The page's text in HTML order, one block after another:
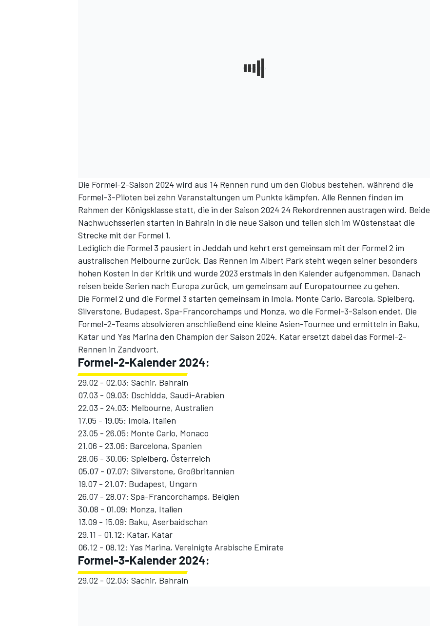
SPORTWAGEN
Die Formel-2-Saison 2024 wird aus 14 Rennen rund um den Globus bestehen, während die
Formel-3-Piloten bei zehn Veranstaltungen um Punkte kämpfen. Alle Rennen finden im
Rahmen der Königsklasse statt, die in der Saison 2024 24 Rekordrennen austragen wird. Beide
Nachwuchsserien starten in Bahrain in die neue Saison und teilen sich im Wüstenstaat die
Strecke mit der Formel 1.
Lediglich die Formel 3 pausiert in Jeddah und kehrt erst gemeinsam mit der Formel 2 im
australischen Melbourne zurück. Das Rennen im Albert Park steht wegen seiner besonders
hohen Kosten in der Kritik und wurde 2023 erstmals in den Kalender aufgenommen. Danach
reisen beide Serien nach Europa zurück, um gemeinsam auf Europatournee zu gehen.
Die Formel 2 und die Formel 3 starten gemeinsam in Imola, Monte Carlo, Barcola, Spielberg,
Silverstone, Budapest, Spa-Francorchamps und Monza, wo die Formel-3-Saison endet. Die
Formel-2-Teams absolvieren anschließend eine kleine Asien-Tournee und ermitteln in Baku,
Katar und Yas Marina den Champion der Saison 2024. Katar ersetzt dabei das Formel-2-
Rennen in Zandvoort.
Formel-2-Kalender 2024:
29.02 - 02.03: Sachir, Bahrain
07.03 - 09.03: Dschidda, Saudi-Arabien
22.03 - 24.03: Melbourne, Australien
17.05 - 19.05: Imola, Italien
23.05 - 26.05: Monte Carlo, Monaco
21.06 - 23.06: Barcelona, Spanien
28.06 - 30.06: Spielberg, Österreich
05.07 - 07.07: Silverstone, Großbritannien
19.07 - 21.07: Budapest, Ungarn
26.07 - 28.07: Spa-Francorchamps, Belgien
30.08 - 01.09: Monza, Italien
13.09 - 15.09: Baku, Aserbaidschan
29.11 - 01.12: Katar, Katar
06.12 - 08.12: Yas Marina, Vereinigte Arabische Emirate
Formel-3-Kalender 2024:
29.02 - 02.03: Sachir, Bahrain